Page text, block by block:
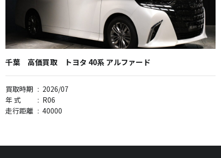
千葉 高価買取 トヨタ 40系 アルファード
買取時期 : 2026/07
年 式
: R06
走行距離 : 40000